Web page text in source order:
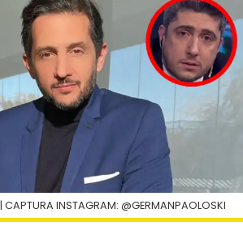
| CAPTURA INSTAGRAM: @GERMANPAOLOSKI